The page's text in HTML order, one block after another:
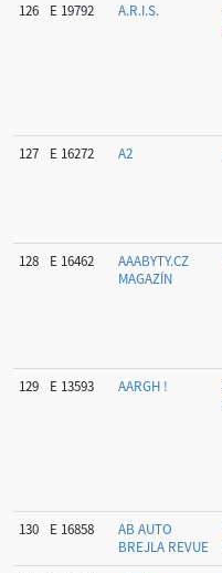
126 E 19792 A.R.I.S.
127 E 16272 A2
128 E 16462
AAABYTY.CZ
MAGAZÍN
129 E 13593 AARGH !
130 E 16858
AB AUTO
BREJLA REVUE